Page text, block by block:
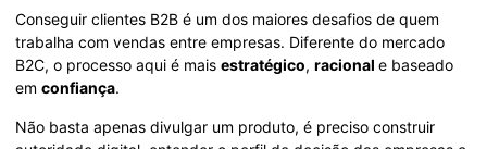
Conseguir clientes B2B é um dos maiores desafios de quem
trabalha com vendas entre empresas. Diferente do mercado
B2C, o processo aqui é mais estratégico, racional e baseado
em confiança.
Não basta apenas divulgar um produto, é preciso construir